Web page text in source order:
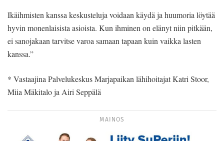
Ikäihmisten kanssa keskusteluja voidaan käydä ja huumoria löytää
hyvin monenlaisista asioista. Kun ihminen on elänyt niin pitkään,
ei sanojakaan tarvitse varoa samaan tapaan kuin vaikka lasten
kanssa.”
* Vastaajina Palvelukeskus Marjapaikan lähihoitajat Katri Stoor,
Miia Mäkitalo ja Airi Seppälä
MAINOS